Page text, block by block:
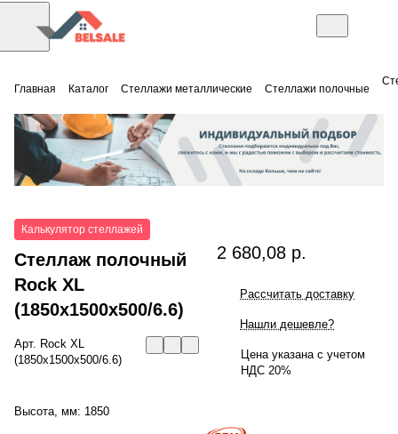
Главная Каталог Стеллажи металлические Стеллажи полочные
Калькулятор стеллажей
Стеллаж полочный
Rock XL
(1850x1500x500/6.6)
Арт. Rock XL
(1850x1500x500/6.6)
Высота, мм: 1850
2 680,08 р.
Рассчитать доставку
Нашли дешевле?
Цена указана с учетом
НДС 20%